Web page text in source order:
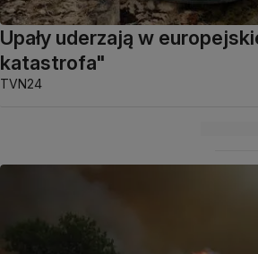
Upały uderzają w
katastrofa"
TVN24